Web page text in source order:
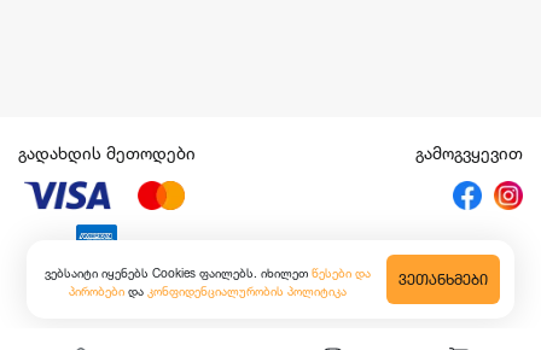
ვებსაიტი იყენებს Cookies ფაილებს. იხილეთ წესები და
პირობები და კონფიდენციალურობის პოლიტიკა
ᲕᲔᲗᲐᲜᲮᲛᲔᲑᲘ
გადახდის მეთოდები გამოგვყევით